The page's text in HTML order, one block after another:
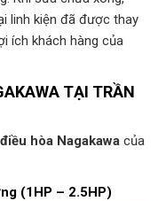
linh kiện đã được thay
ích khách hàng của
TẠI TRẦN
hòa Nagakawa của
(1HP – 2.5HP)